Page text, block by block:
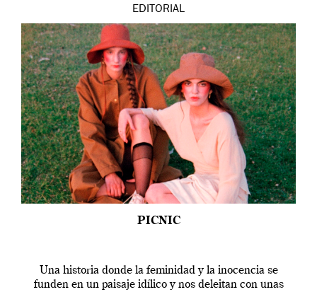
EDITORIAL
PICNIC
Una historia donde la feminidad y la inocencia se
funden en un paisaje idílico y nos deleitan con unas